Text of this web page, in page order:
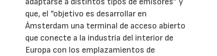
que, el “objetivo es desarrollar en
Ámsterdam una terminal de acceso abierto
que conecte a la industria del interior de
Europa con los emplazamientos de